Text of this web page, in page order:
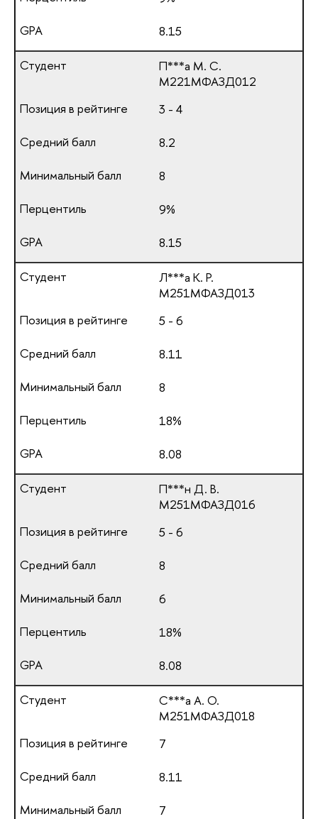
8.15
П***а М. С.
М221МФАЗД012
3 - 4
8.2
8
9%
8.15
Л***а К. Р.
М251МФАЗД013
5 - 6
8.11
8
18%
8.08
П***н Д. В.
М251МФАЗД016
5 - 6
8
6
18%
8.08
С***а А. О.
М251МФАЗД018
7
8.11
7